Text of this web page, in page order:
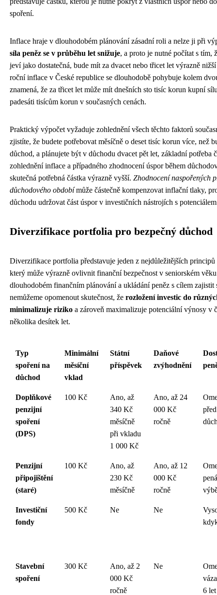
spoření.
Inflace hraje v dlouhodobém plánování zásadní roli a nelze ji při
síla peněz se v průběhu let snižuje, a proto je nutné počítat s tím,
jeví jako dostatečná, bude mít za dvacet nebo třicet let výrazně
roční inflace v České republice se dlouhodobě pohybuje kolem
znamená, že za třicet let může mít dnešních sto tisíc korun kupní
padesáti tisícům korun v současných cenách.
Praktický výpočet vyžaduje zohlednění všech těchto faktorů
zjistíte, že budete potřebovat měsíčně o deset tisíc korun více, než
důchod, a plánujete být v důchodu dvacet pět let, základní
zohlednění inflace a případného zhodnocení úspor během
skutečná potřebná částka výrazně vyšší. Zhodnocení naspořených
důchodového obdobímůže částečně kompenzovat inflační tlaky,
důchodu udržovat část úspor v investičních nástrojích s
Diverzifikace portfolia pro bezpečný důchod
Diverzifikace portfolia představuje jeden z nejdůležitějších
který může výrazně ovlivnit finanční bezpečnost v seniorském
dlouhodobém finančním plánování a ukládání peněz s cílem
nemůžeme opomenout skutečnost, že rozložení investic do
minimalizuje riziko a zároveň maximalizuje potenciální výnosy v
několika desítek let.
Typ
spoření na
důchod
Minimální
měsíční
vklad
Státní
příspěvek
Daňové
zvýhodnění
Doplňkové
penzijní
spoření
(DPS)
100 Kč
Ano, až
340 Kč
měsíčně
při vkladu
1 000 Kč
Ano, až 24
000 Kč
ročně
před
Penzijní
připojištění
(staré)
100 Kč
Ano, až
230 Kč
měsíčně
Ano, až 12
000 Kč
ročně
Investiční
fondy
500 Kč Ne Ne
Stavební
spoření
300 Kč
Ano, až 2
000 Kč
ročně
Ne
6 let